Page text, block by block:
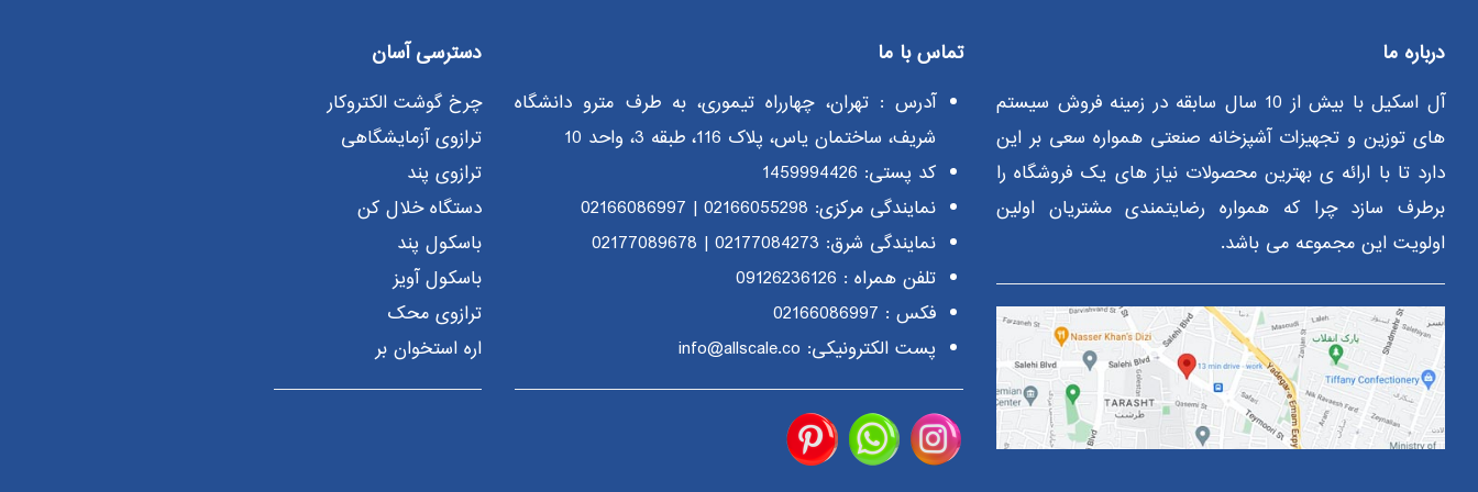
درباره ما
آل اسکیل با بیش از 10 سال سابقه در زمینه فروش سیستم
های توزین و تجهیزات آشپزخانه صنعتی همواره سعی بر این
دارد تا با ارائه ی بهترین محصولات نیاز های یک فروشگاه را
برطرف سازد چرا که همواره رضایتمندی مشتریان اولین
اولویت این مجموعه می باشد.
تماس با ما
آدرس : تهران، چهارراه تیموری، به طرف مترو دانشگاه
شریف، ساختمان یاس، پلاک 116، طبقه 3، واحد 10
کد پستی: 1459994426
نمایندگی مرکزی: 02166055298
|
02166086997
نمایندگی شرق: 02177084273
|
02177089678
تلفن همراه : 09126236126
فکس : 02166086997
پست الکترونیکی: info@allscale.co
دسترسی آسان
چرخ گوشت الکتروکار
ترازوی آزمایشگاهی
ترازوی پند
دستگاه خلال کن
باسکول پند
باسکول آویز
ترازوی محک
اره استخوان بر